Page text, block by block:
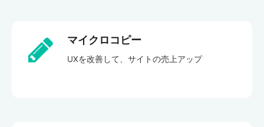
マイクロコピー
UXを改善して、サイトの売上アップ